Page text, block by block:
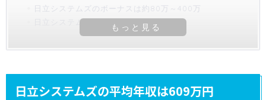
日立システムズのボーナスは約80万～400万
日立システムズの残業代は約1万～15万
日立システムズの平均年収は609万円